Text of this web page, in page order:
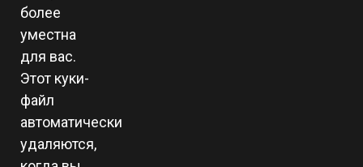
более
уместна
для вас.
Этот куки-
файл
автоматически
удаляются,